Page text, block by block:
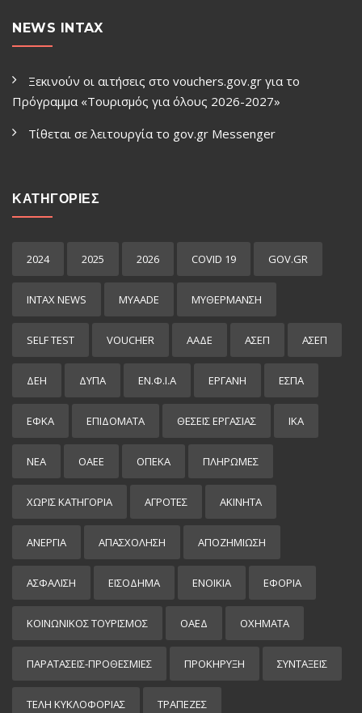
NEWS INTAX
Ξεκινούν οι αιτήσεις στο vouchers.gov.gr για το
Πρόγραμμα «Τουρισμός για όλους 2026-2027»
Τίθεται σε λειτουργία το gov.gr Μessenger
ΚΑΤΗΓΟΡΙΕΣ
2024 2025 2026 COVID 19 GOV.GR
INTAX NEWS MYAADE MYΘΈΡΜΑΝΣΗ
SELF TEST VOUCHER ΑΑΔΕ ΑΣΕΠ ΑΣΕΠ
ΔΕΗ ΔΥΠΑ ΕΝ.Φ.Ι.Α ΕΡΓΑΝΗ ΕΣΠΑ
ΕΦΚΑ ΕΠΙΔΌΜΑΤΑ ΘΕΣΕΙΣ ΕΡΓΑΣΙΑΣ ΙΚΑ
ΝΕΑ ΟΑΕΕ ΟΠΕΚΑ ΠΛΗΡΩΜΕΣ
ΧΩΡΊΣ ΚΑΤΗΓΟΡΊΑ ΑΓΡΟΤΕΣ ΑΚΙΝΗΤΑ
ΑΝΕΡΓΙΑ ΑΠΑΣΧΟΛΗΣΗ ΑΠΟΖΗΜΙΩΣΗ
ΑΣΦΑΛΙΣΗ ΕΙΣΌΔΗΜΑ ΕΝΟΙΚΙΑ ΕΦΟΡΙΑ
ΚΟΙΝΩΝΙΚΟΣ ΤΟΥΡΙΣΜΟΣ ΟΑΕΔ ΟΧΗΜΑΤΑ
ΠΑΡΑΤΑΣΕΙΣ-ΠΡΟΘΕΣΜΙΕΣ ΠΡΟΚΉΡΥΞΗ ΣΥΝΤΑΞΕΙΣ
ΤΕΛΗ ΚΥΚΛΟΦΟΡΙΑΣ ΤΡΑΠΕΖΕΣ